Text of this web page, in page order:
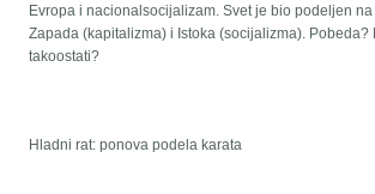
Evropa i nacionalsocijalizam. Svet je bio podeljen
Zapada (kapitalizma) i Istoka (socijalizma). Pobeda?
takoostati?
Hladni rat: ponova podela karata